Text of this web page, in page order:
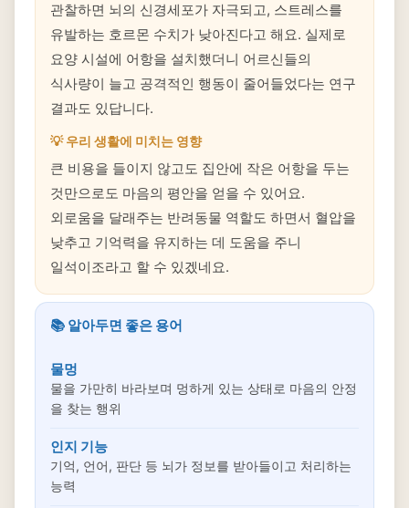
관찰하면 뇌의 신경세포가 자극되고, 스트레스를
유발하는 호르몬 수치가 낮아진다고 해요. 실제로
요양 시설에 어항을 설치했더니 어르신들의
식사량이 늘고 공격적인 행동이 줄어들었다는 연구
결과도 있답니다.
💡 우리 생활에 미치는 영향
큰 비용을 들이지 않고도 집안에 작은 어항을 두는
것만으로도 마음의 평안을 얻을 수 있어요.
외로움을 달래주는 반려동물 역할도 하면서 혈압을
낮추고 기억력을 유지하는 데 도움을 주니
일석이조라고 할 수 있겠네요.
📚 알아두면 좋은 용어
물멍
물을 가만히 바라보며 멍하게 있는 상태로 마음의 안정
을 찾는 행위
인지 기능
기억, 언어, 판단 등 뇌가 정보를 받아들이고 처리하는
능력